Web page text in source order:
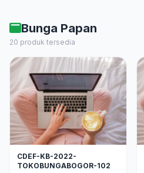
Bunga Papan
20 produk tersedia
CDEF-KB-2022-
TOKOBUNGABOGOR-102